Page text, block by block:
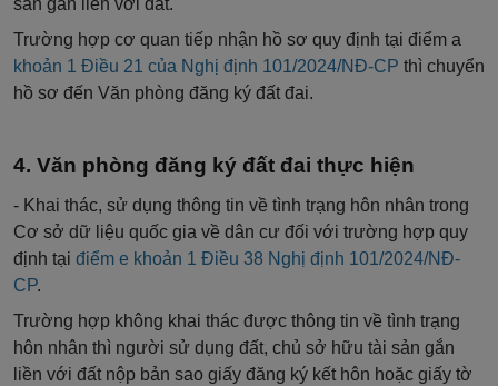
Trường hợp cơ quan tiếp nhận hồ sơ quy định tại điểm a
khoản 1 Điều 21 của Nghị định 101/2024/NĐ-CP thì chuyển
hồ sơ đến Văn phòng đăng ký đất đai.
Văn phòng đăng ký đất đai thực hiện
- Khai thác, sử dụng thông tin về tình trạng hôn nhân trong
Cơ sở dữ liệu quốc gia về dân cư đối với trường hợp quy
định tại điểm e khoản 1 Điều 38 Nghị định 101/2024/NĐ-
CP.
Trường hợp không khai thác được thông tin về tình trạng
hôn nhân thì người sử dụng đất, chủ sở hữu tài sản gắn
liền với đất nộp bản sao giấy đăng ký kết hôn hoặc giấy tờ